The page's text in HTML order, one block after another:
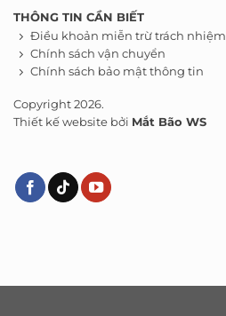
THÔNG TIN CẦN BIẾT
Điều khoản miễn trừ trách nhiệm
Chính sách vận chuyển
Chính sách bảo mật thông tin
Copyright 2026.
Thiết kế website bởi Mắt Bão WS